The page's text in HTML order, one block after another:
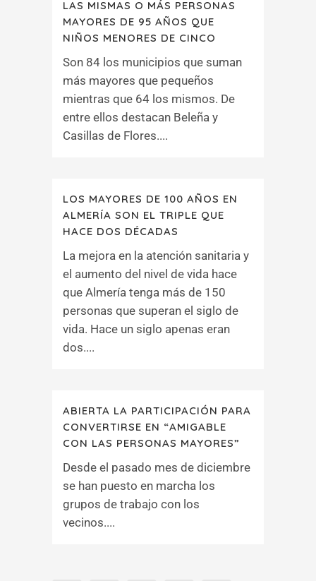
LAS MISMAS O MÁS PERSONAS
MAYORES DE 95 AÑOS QUE
NIÑOS MENORES DE CINCO
Son 84 los municipios que suman
más mayores que pequeños
mientras que 64 los mismos. De
entre ellos destacan Beleña y
Casillas de Flores....
LOS MAYORES DE 100 AÑOS EN
ALMERÍA SON EL TRIPLE QUE
HACE DOS DÉCADAS
La mejora en la atención sanitaria y
el aumento del nivel de vida hace
que Almería tenga más de 150
personas que superan el siglo de
vida. Hace un siglo apenas eran
dos....
ABIERTA LA PARTICIPACIÓN PARA
CONVERTIRSE EN “AMIGABLE
CON LAS PERSONAS MAYORES”
Desde el pasado mes de diciembre
se han puesto en marcha los
grupos de trabajo con los
vecinos....